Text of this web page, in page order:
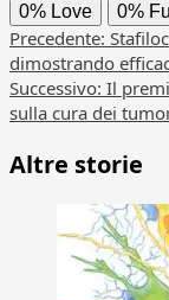
0% Love 0%
articolo
Precedente:
dimostrando
Successivo: Il
sulla cura dei
Altre storie